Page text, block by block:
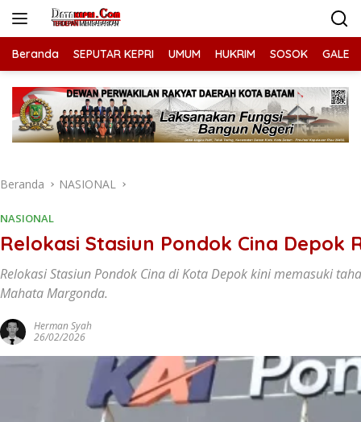
Beranda SEPUTAR KEPRI UMUM HUKRIM SOSOK
Beranda NASIONAL
NASIONAL
Relokasi Stasiun Pondok Cina Depok
Relokasi Stasiun Pondok Cina di Kota Depok kini memasuki
Mahata Margonda.
Herman Syah
26/02/2026